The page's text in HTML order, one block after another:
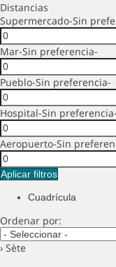
Distancias
Supermercado-Sin
Mar-Sin preferencia-
Pueblo-Sin preferencia-
Hospital-Sin preferencia-
Aeropuerto-Sin
Aplicar filtros
Cuadrícula
Ordenar por:
› Sète